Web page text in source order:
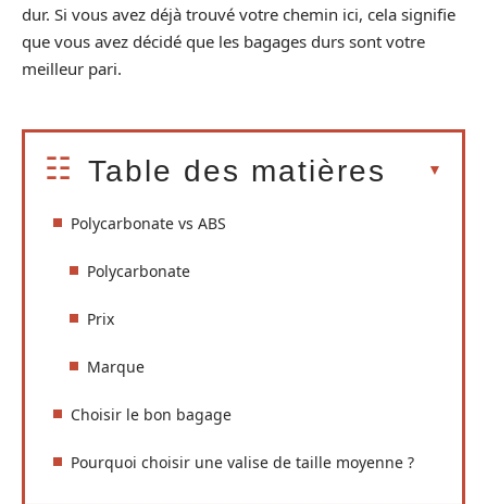
dur. Si vous avez déjà trouvé votre chemin ici, cela signifie
que vous avez décidé que les bagages durs sont votre
meilleur pari.
Table des matières
Polycarbonate vs ABS
Polycarbonate
Prix
Marque
Choisir le bon bagage
Pourquoi choisir une valise de taille moyenne ?